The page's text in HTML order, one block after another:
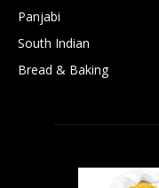
Panjabi
South Indian
Bread & Baking